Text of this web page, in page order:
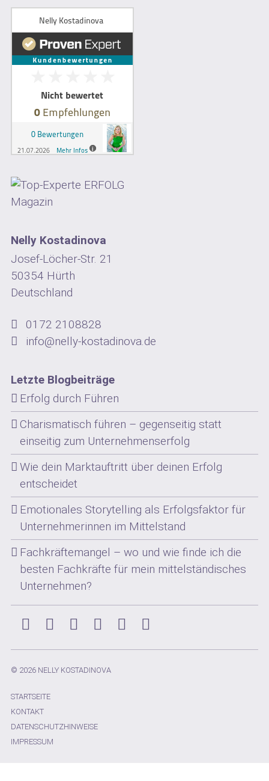
Nelly Kostadinova
Josef-Löcher-Str. 21
50354 Hürth
Deutschland
0172 2108828
info@nelly-kostadinova.de
Letzte Blogbeiträge
Erfolg durch Führen
Charismatisch führen – gegenseitig statt
einseitig zum Unternehmenserfolg
Wie dein Marktauftritt über deinen Erfolg
entscheidet
Emotionales Storytelling als Erfolgsfaktor für
Unternehmerinnen im Mittelstand
Fachkräftemangel – wo und wie finde ich die
besten Fachkräfte für mein mittelständisches
Unternehmen?
Instagram
Facebook
Xing LinkedInYouTube
© 2026 NELLY KOSTADINOVA
STARTSEITE
KONTAKT
DATENSCHUTZHINWEISE
IMPRESSUM